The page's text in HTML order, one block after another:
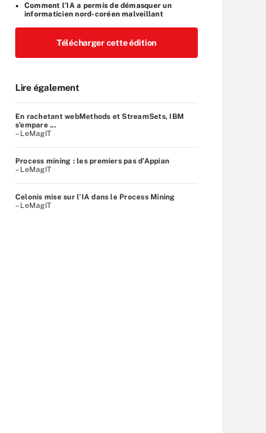
Comment l’IA a permis de démasquer un
informaticien nord-coréen malveillant
Télécharger cette édition
Lire également
En rachetant webMethods et StreamSets, IBM
s’empare ...
– LeMagIT
Process mining : les premiers pas d’Appian
– LeMagIT
Celonis mise sur l’IA dans le Process Mining
– LeMagIT